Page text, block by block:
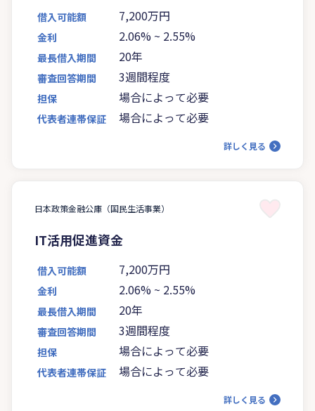
借入可能額 7,200万円
金利 2.06% ~ 2.55%
最長借入期間 20年
審査回答期間 3週間程度
担保 場合によって必要
代表者連帯保証 場合によって必要
詳しく見る
日本政策金融公庫（国民生活事業）
IT活用促進資金
借入可能額 7,200万円
金利 2.06% ~ 2.55%
最長借入期間 20年
審査回答期間 3週間程度
担保 場合によって必要
代表者連帯保証 場合によって必要
詳しく見る